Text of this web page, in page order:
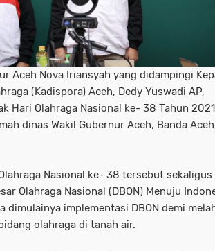
Aceh Nova Iriansyah yang didampingi
(Kadispora) Aceh, Dedy Yuswadi AP,
Hari Olahraga Nasional ke- 38 Tahun 2021
dinas Wakil Gubernur Aceh, Banda
Nasional ke- 38 tersebut sekaligus
Olahraga Nasional (DBON) Menuju
dimulainya implementasi DBON demi
olahraga di tanah air.